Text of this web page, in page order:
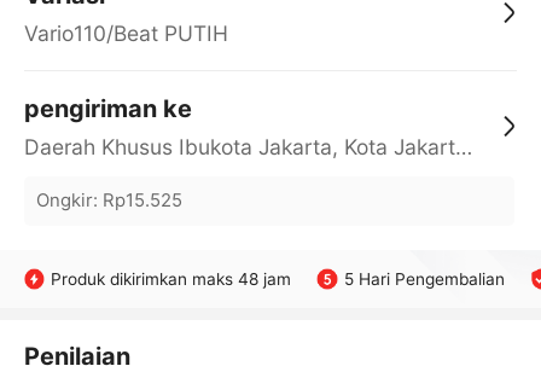
Vario110/Beat PUTIH
pengiriman ke
Daerah Khusus Ibukota Jakarta, Kota Jakarta Barat, Cengkareng, yy
Ongkir: Rp15.525
Produk dikirimkan maks 48 jam 5 Hari Pengembalian
Penilaian